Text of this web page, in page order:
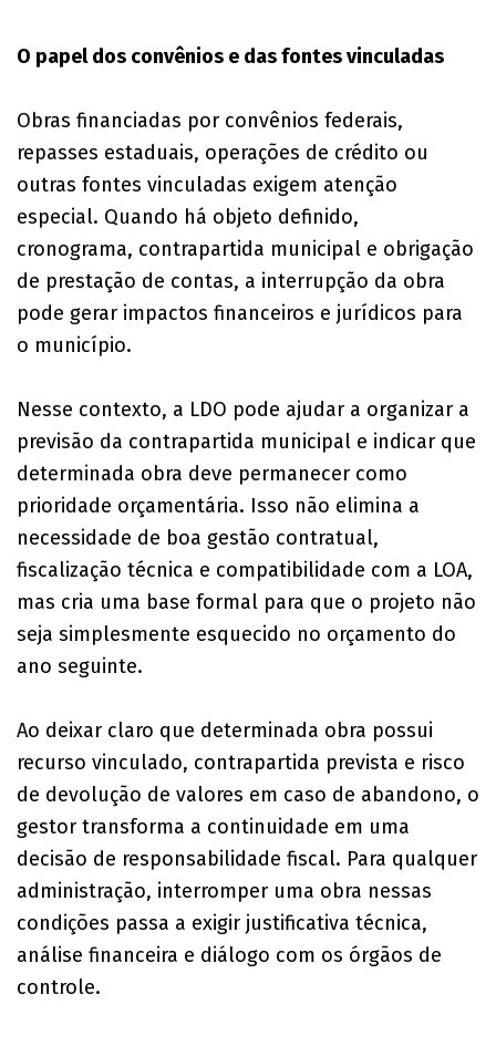
O papel dos convênios e das fontes vinculadas
Obras financiadas por convênios federais,
repasses estaduais, operações de crédito ou
outras fontes vinculadas exigem atenção
especial. Quando há objeto definido,
cronograma, contrapartida municipal e obrigação
de prestação de contas, a interrupção da obra
pode gerar impactos financeiros e jurídicos para
o município.
Nesse contexto, a LDO pode ajudar a organizar a
previsão da contrapartida municipal e indicar que
determinada obra deve permanecer como
prioridade orçamentária. Isso não elimina a
necessidade de boa gestão contratual,
fiscalização técnica e compatibilidade com a LOA,
mas cria uma base formal para que o projeto não
seja simplesmente esquecido no orçamento do
ano seguinte.
Ao deixar claro que determinada obra possui
recurso vinculado, contrapartida prevista e risco
de devolução de valores em caso de abandono, o
gestor transforma a continuidade em uma
decisão de responsabilidade fiscal. Para qualquer
administração, interromper uma obra nessas
condições passa a exigir justificativa técnica,
análise financeira e diálogo com os órgãos de
controle.